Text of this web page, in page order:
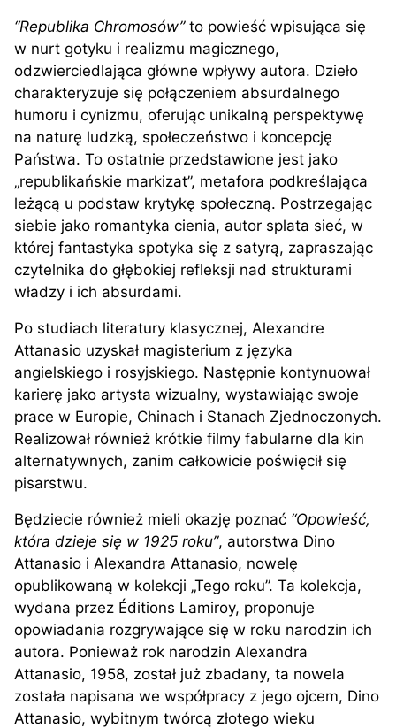
“Republika Chromosów”to powieść wpisująca się
w nurt gotyku i realizmu magicznego,
odzwierciedlająca główne wpływy autora. Dzieło
charakteryzuje się połączeniem absurdalnego
humoru i cynizmu, oferując unikalną perspektywę
na naturę ludzką, społeczeństwo i koncepcję
Państwa. To ostatnie przedstawione jest jako
„republikańskie markizat”, metafora podkreślająca
leżącą u podstaw krytykę społeczną. Postrzegając
siebie jako romantyka cienia, autor splata sieć, w
której fantastyka spotyka się z satyrą, zapraszając
czytelnika do głębokiej refleksji nad strukturami
władzy i ich absurdami.
Po studiach literatury klasycznej, Alexandre
Attanasio uzyskał magisterium z języka
angielskiego i rosyjskiego. Następnie kontynuował
karierę jako artysta wizualny, wystawiając swoje
prace w Europie, Chinach i Stanach Zjednoczonych.
Realizował również krótkie filmy fabularne dla kin
alternatywnych, zanim całkowicie poświęcił się
pisarstwu.
Będziecie również mieli okazję poznać “Opowieść,
która dzieje się w 1925 roku”, autorstwa Dino
Attanasio i Alexandra Attanasio, nowelę
opublikowaną w kolekcji „Tego roku”. Ta kolekcja,
wydana przez Éditions Lamiroy, proponuje
opowiadania rozgrywające się w roku narodzin ich
autora. Ponieważ rok narodzin Alexandra
Attanasio, 1958, został już zbadany, ta nowela
została napisana we współpracy z jego ojcem, Dino
Attanasio, wybitnym twórcą złotego wieku